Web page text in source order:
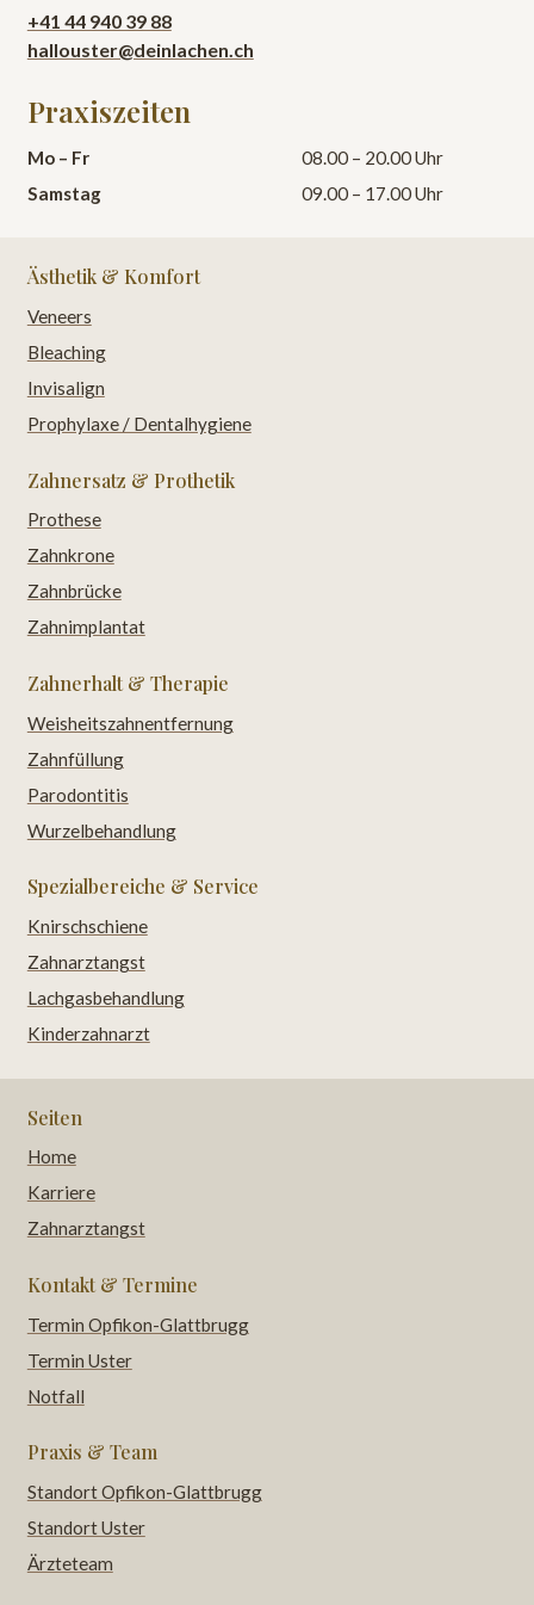
+41 44 940 39 88
hallouster@deinlachen.ch
Praxiszeiten
Mo – Fr
08.00 – 20.00 Uhr
Samstag
09.00 – 17.00 Uhr
Ästhetik & Komfort
Veneers
Bleaching
Invisalign
Prophylaxe / Dentalhygiene
Zahnersatz & Prothetik
Prothese
Zahnkrone
Zahnbrücke
Zahnimplantat
Zahnerhalt & Therapie
Weisheitszahnentfernung
Zahnfüllung
Parodontitis
Wurzelbehandlung
Spezialbereiche & Service
Knirschschiene
Zahnarztangst
Lachgasbehandlung
Kinderzahnarzt
Seiten
Home
Karriere
Zahnarztangst
Kontakt & Termine
Termin Opfikon-Glattbrugg
Termin Uster
Notfall
Praxis & Team
Standort Opfikon-Glattbrugg
Standort Uster
Ärzteteam